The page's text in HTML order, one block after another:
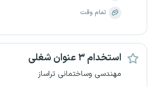
تمام وقت
استخدام ۳ عنوان شغلی
مهندسی وساختمانی تراساز